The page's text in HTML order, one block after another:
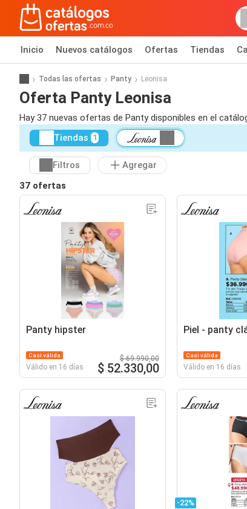
Inicio Nuevos catálogos Ofertas Tiendas
Todas las ofertas Panty Leonisa
Oferta Panty Leonisa
Hay 37 nuevas ofertas de Panty disponibles en el
Tiendas 1
Filtros
Agregar
37 ofertas
Panty hipster
Casi válida
Válido en 16 días
$ 69.990,00
$ 52.330,00
Piel - panty
Casi válida
Válido en 16 días
-22%